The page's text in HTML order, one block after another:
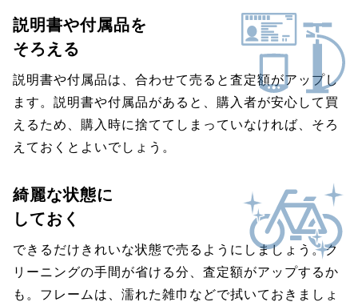
説明書や付属品を
そろえる
説明書や付属品は、合わせて売ると査定額がアップし
ます。説明書や付属品があると、購入者が安心して買
えるため、購入時に捨ててしまっていなければ、そろ
えておくとよいでしょう。
綺麗な状態に
しておく
できるだけきれいな状態で売るようにしましょう。ク
リーニングの手間が省ける分、査定額がアップするか
も。フレームは、濡れた雑巾などで拭いておきましょ